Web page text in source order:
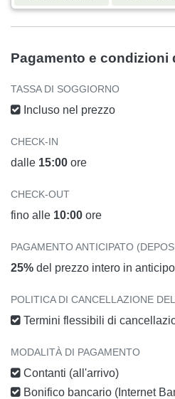
Pagamento e condizioni
TASSA DI SOGGIORNO
Incluso nel prezzo
CHECK-IN
dalle 15:00 ore
CHECK-OUT
fino alle 10:00 ore
PAGAMENTO ANTICIPATO
25% del prezzo intero in
POLITICA DI CANCELLAZIONE
Termini flessibili di
MODALITÀ DI PAGAMENTO
Contanti (all'arrivo)
Bonifico bancario (Internet